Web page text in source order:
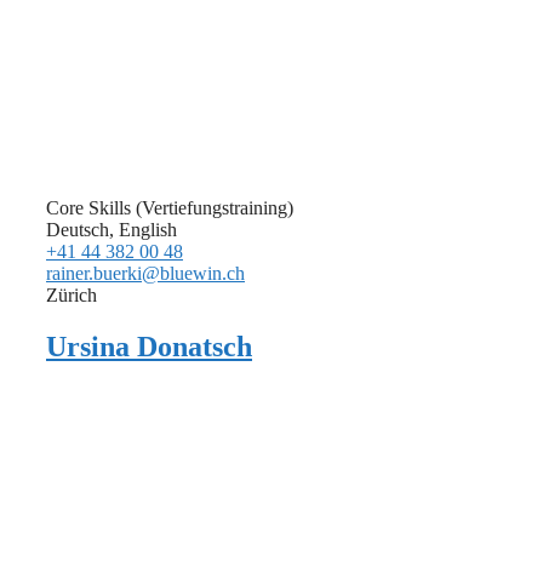
Core Skills (Vertiefungstraining)
Deutsch, English
+41 44 382 00 48
rainer.buerki@bluewin.ch
Zürich
Ursina Donatsch